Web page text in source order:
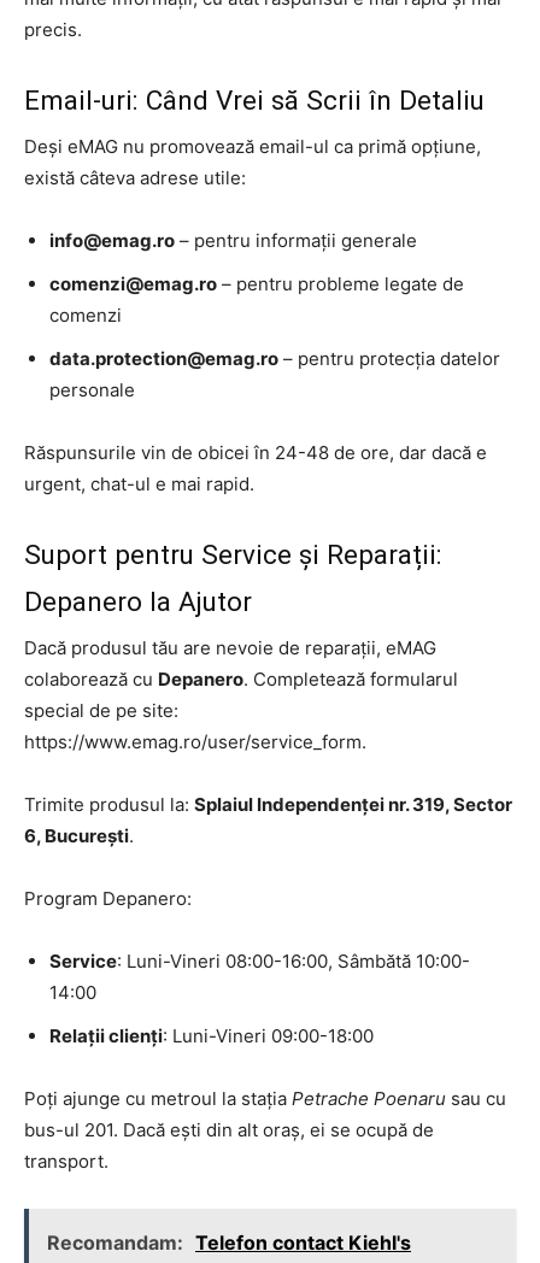
precis.
Email-uri: Când Vrei să Scrii în Detaliu
Deși eMAG nu promovează email-ul ca primă opțiune,
există câteva adrese utile:
info@emag.ro – pentru informații generale
comenzi@emag.ro – pentru probleme legate de
comenzi
data.protection@emag.ro – pentru protecția datelor
personale
Răspunsurile vin de obicei în 24-48 de ore, dar dacă e
urgent, chat-ul e mai rapid.
Suport pentru Service și Reparații:
Depanero la Ajutor
Dacă produsul tău are nevoie de reparații, eMAG
colaborează cu Depanero. Completează formularul
special de pe site:
https://www.emag.ro/user/service_form.
Trimite produsul la: Splaiul Independenței nr. 319, Sector
6, București.
Program Depanero:
Service: Luni-Vineri 08:00-16:00, Sâmbătă 10:00-
14:00
Relații clienți: Luni-Vineri 09:00-18:00
Poți ajunge cu metroul la stația Petrache Poenaru sau cu
bus-ul 201. Dacă ești din alt oraș, ei se ocupă de
transport.
Recomandam: Telefon contact Kiehl's